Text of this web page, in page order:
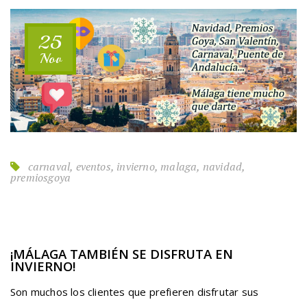
25
Nov
carnaval, eventos, invierno, malaga, navidad,
premiosgoya
¡MÁLAGA TAMBIÉN SE DISFRUTA EN
INVIERNO!
Son muchos los clientes que prefieren disfrutar sus